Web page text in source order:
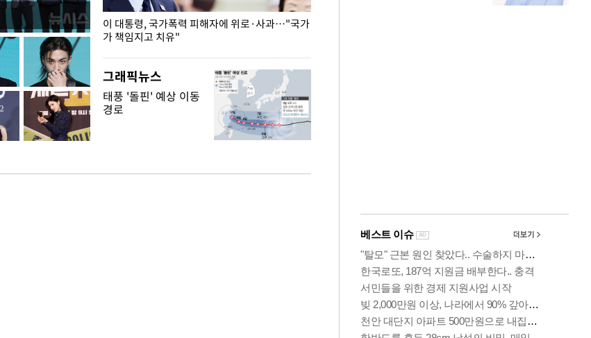
이 대통령, 국가폭력 피해자에 위로·사과…"국가
가 책임지고 치유"
그래픽뉴스
태풍 '돌핀' 예상 이동
경로